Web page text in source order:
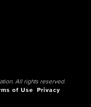
All rights reserved.
of Use
Privacy